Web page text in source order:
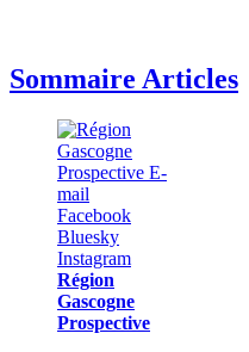
Sommaire Articles
Région
Gascogne
Prospective